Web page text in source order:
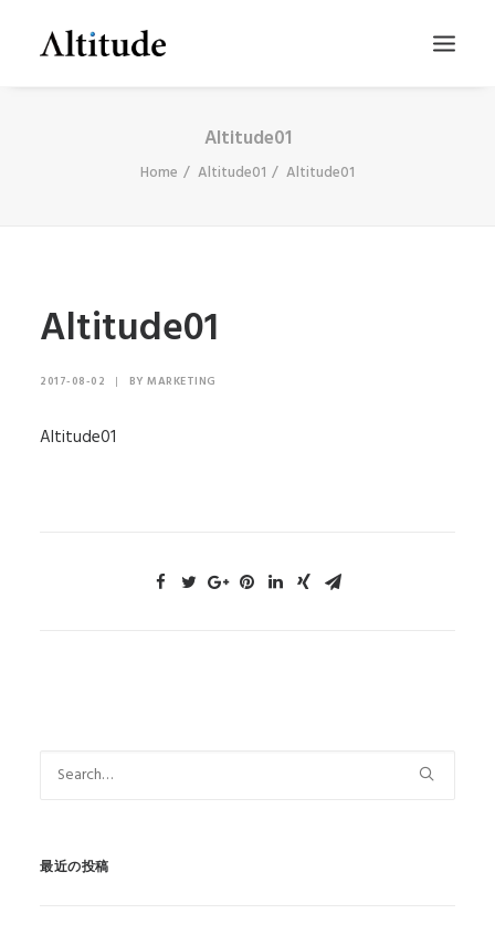
Altitude01
Home Altitude01 Altitude01
Altitude01
2017-08-02 | BY MARKETING
Altitude01
最近の投稿